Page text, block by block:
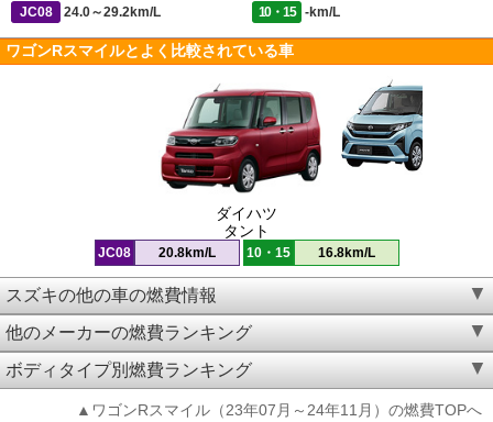
JC08
24.0～29.2km/L 10・15 -km/L
ワゴンRスマイルとよく比較されている車
ダイハツ
タント
JC08 20.8km/L 10・15 16.8km/L
スズキの他の車の燃費情報
他のメーカーの燃費ランキング
ボディタイプ別燃費ランキング
▲ワゴンRスマイル（23年07月～24年11月）の燃費TOPへ